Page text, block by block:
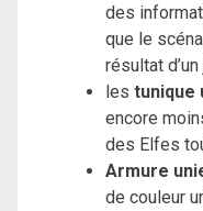
des
que le
résultat
les tunique
encore
des Elfes
Armure
de couleur